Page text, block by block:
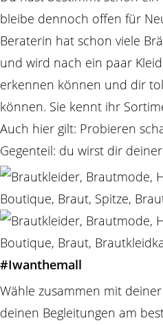
bleibe dennoch offen für
Beraterin hat schon viele
und wird nach ein paar
erkennen können und dir
können. Sie kennt ihr
Auch hier gilt: Probieren
Gegenteil: du wirst dir
#Iwanthemall
Wähle zusammen mit
deinen Begleitungen am